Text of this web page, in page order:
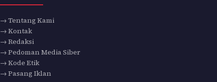
→ Tentang Kami
→ Kontak
→ Redaksi
→ Pedoman Media Siber
→ Kode Etik
→ Pasang Iklan